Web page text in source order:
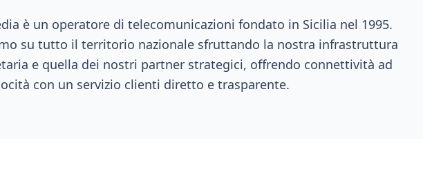
è un operatore di telecomunicazioni fondato in Sicilia nel 1995.
su tutto il territorio nazionale sfruttando la nostra infrastruttura
e quella dei nostri partner strategici, offrendo connettività ad
con un servizio clienti diretto e trasparente.